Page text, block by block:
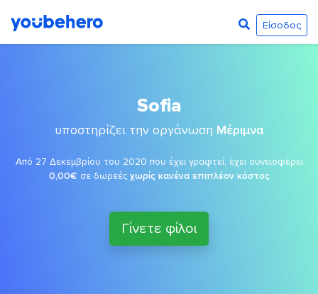
Είσοδος
Sofia
υποστηρίζει την οργάνωση Μέριμνα
Από 27 Δεκεμβρίου του 2020 που έχει γραφτεί, έχει συνεισφέρει
0,00€ σε δωρεές χωρίς κανένα επιπλέον κόστος
Γίνετε φίλοι